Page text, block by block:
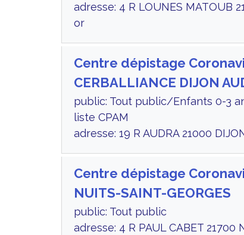
adresse: 4 R LOUNES MATOUB
or
Centre dépistage
CERBALLIANCE DIJON
public: Tout public/Enfants 0-3
liste CPAM
adresse: 19 R AUDRA 21000
Centre dépistage
NUITS-SAINT-GEORGES
public: Tout public
adresse: 4 R PAUL CABET 21700